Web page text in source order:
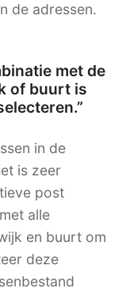
de adressen.
met de
of buurt is
in de
is zeer
post
alle
en buurt om
deze